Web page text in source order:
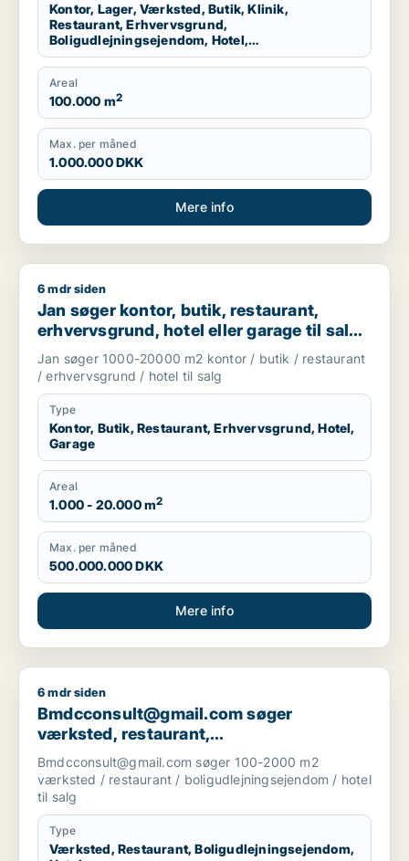
Kontor, Lager, Værksted, Butik, Klinik,
Restaurant, Erhvervsgrund,
Boligudlejningsejendom, Hotel,
Produktionslokaler, Garage
Areal
100.000 m2
Max. per måned
1.000.000 DKK
Mere info
Jan søger kontor, butik, restaurant, erhvervsgrund, hotel
6 mdr siden
Jan søger kontor, butik, restaurant,
erhvervsgrund, hotel eller garage til salg i
København, Kongens Lyngby eller
Gentofte
Jan søger 1000-20000 m2 kontor / butik / restaurant
/ erhvervsgrund / hotel til salg
Type
Kontor, Butik, Restaurant, Erhvervsgrund, Hotel,
Garage
Areal
1.000 - 20.000 m2
Max. per måned
500.000.000 DKK
Mere info
Bmdcconsult@gmail.com søger værksted, restaurant,
6 mdr siden
Bmdcconsult@gmail.com søger
værksted, restaurant,
boligudlejningsejendom eller hotel til salg
i Storkøbenhavn
Bmdcconsult@gmail.com søger 100-2000 m2
værksted / restaurant / boligudlejningsejendom / hotel
til salg
Type
Værksted, Restaurant, Boligudlejningsejendom,